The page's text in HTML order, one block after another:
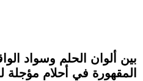
بين ألوان الحلم وسواد
المقهورة في أحلام